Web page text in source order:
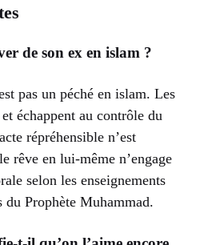
de son ex en islam ?
pas un péché en islam. Les
échappent au contrôle du
répréhensible n’est
rêve en lui-même n’engage
selon les enseignements
du Prophète Muhammad.